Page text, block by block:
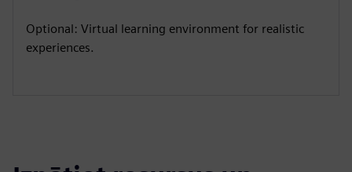
Optional: Virtual learning environment for realistic
experiences.